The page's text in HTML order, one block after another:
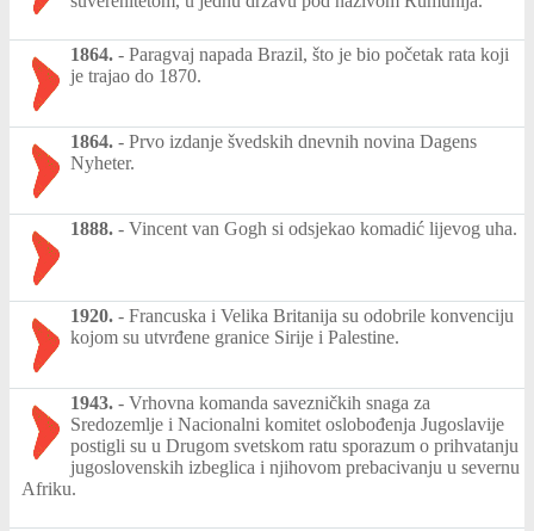
1864. - Paragvaj napada Brazil, što je bio početak rata koji
je trajao do 1870.
1864. - Prvo izdanje švedskih dnevnih novina Dagens
Nyheter.
1888. - Vincent van Gogh si odsjekao komadić lijevog uha.
1920. - Francuska i Velika Britanija su odobrile konvenciju
kojom su utvrđene granice Sirije i Palestine.
1943. - Vrhovna komanda savezničkih snaga za
Sredozemlje i Nacionalni komitet oslobođenja Jugoslavije
postigli su u Drugom svetskom ratu sporazum o prihvatanju
jugoslovenskih izbeglica i njihovom prebacivanju u severnu
Afriku.